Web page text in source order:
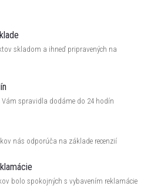
skladom a ihneď pripravených na
spravidla dodáme do 24 hodín
nás odporúča na základe recenzií
bolo spokojných s vybavením reklamácie